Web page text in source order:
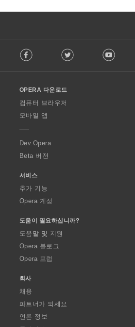
o
w
O
p
a
Facebook Twitter Youtube
OPERA 다운로드
컴퓨터 브라우저
모바일 앱
Dev.Opera
Beta 버전
서비스
추가 기능
Opera 계정
도움이 필요하십니까?
도움말 및 지원
Opera 블로그
Opera 포럼
회사
채용
파트너가 되세요
언론 정보